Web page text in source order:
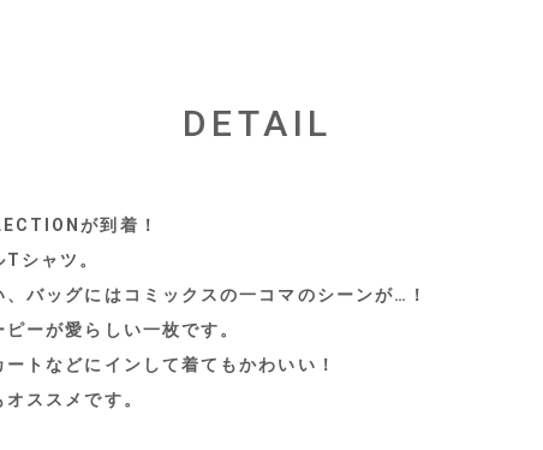
DETAIL
が到着！
シャツ。
バッグにはコミックスの一コマのシーンが…！
ーが愛らしい一枚です。
トなどにインして着てもかわいい！
ススメです。